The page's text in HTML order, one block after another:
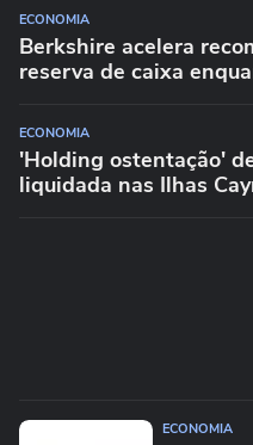
ECONOMIA
Berkshire acelera
reserva de caixa
ECONOMIA
'Holding ostentação'
liquidada nas Ilhas
ECONOMIA